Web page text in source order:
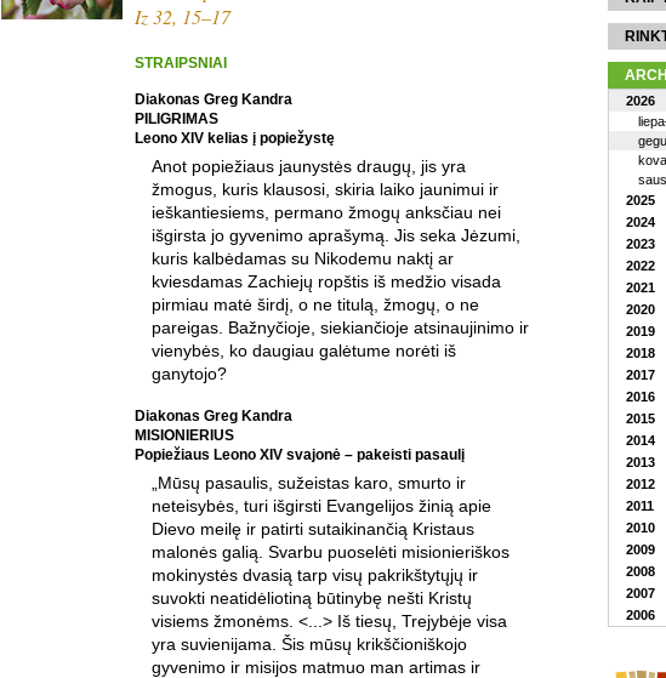
Iz 32, 15–17
STRAIPSNIAI
Diakonas Greg Kandra
PILIGRIMAS
Leono XIV kelias į popiežystę
Anot popiežiaus jaunystės draugų, jis yra
žmogus, kuris klausosi, skiria laiko jaunimui ir
ieškantiesiems, permano žmogų anksčiau nei
išgirsta jo gyvenimo aprašymą. Jis seka Jėzumi,
kuris kalbėdamas su Nikodemu naktį ar
kviesdamas Zachiejų ropštis iš medžio visada
pirmiau matė širdį, o ne titulą, žmogų, o ne
pareigas. Bažnyčioje, siekiančioje atsinaujinimo ir
vienybės, ko daugiau galėtume norėti iš
ganytojo?
Diakonas Greg Kandra
MISIONIERIUS
Popiežiaus Leono XIV svajonė – pakeisti pasaulį
„Mūsų pasaulis, sužeistas karo, smurto ir
neteisybės, turi išgirsti Evangelijos žinią apie
Dievo meilę ir patirti sutaikinančią Kristaus
malonės galią. Svarbu puoselėti misionieriškos
mokinystės dvasią tarp visų pakrikštytųjų ir
suvokti neatidėliotiną būtinybę nešti Kristų
visiems žmonėms. <...> Iš tiesų, Trejybėje visa
yra suvienijama. Šis mūsų krikščioniškojo
gyvenimo ir misijos matmuo man artimas ir
2026
2025
2024
2023
2022
2021
2020
2019
2018
2017
2016
2015
2014
2013
2012
2011
2010
2009
2008
2007
2006